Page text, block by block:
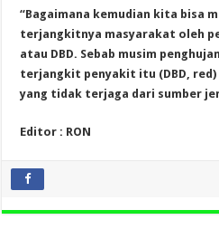
“Bagaimana kemudian kita bisa
terjangkitnya masyarakat oleh
atau DBD. Sebab musim
terjangkit penyakit itu (DBD,
yang tidak terjaga dari sumber
Editor : RON